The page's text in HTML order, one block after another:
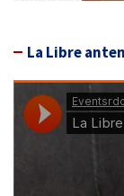
La Libre